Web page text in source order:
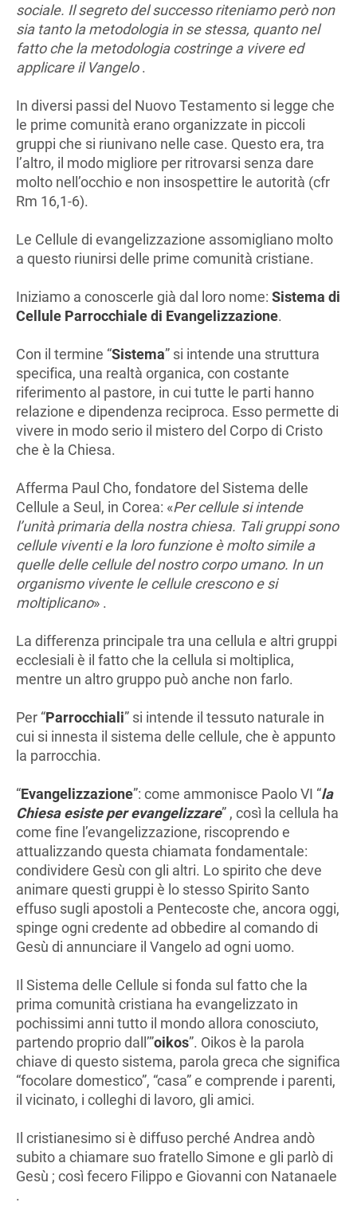
sociale. Il segreto del successo riteniamo però non
sia tanto la metodologia in se stessa, quanto nel
fatto che la metodologia costringe a vivere ed
applicare il Vangelo.
In diversi passi del Nuovo Testamento si legge che
le prime comunità erano organizzate in piccoli
gruppi che si riunivano nelle case. Questo era, tra
l’altro, il modo migliore per ritrovarsi senza dare
molto nell’occhio e non insospettire le autorità (cfr
Rm 16,1-6).
Le Cellule di evangelizzazione assomigliano molto
a questo riunirsi delle prime comunità cristiane.
Iniziamo a conoscerle già dal loro nome: Sistema di
Cellule Parrocchiale di Evangelizzazione.
Con il termine “Sistema” si intende una struttura
specifica, una realtà organica, con costante
riferimento al pastore, in cui tutte le parti hanno
relazione e dipendenza reciproca. Esso permette di
vivere in modo serio il mistero del Corpo di Cristo
che è la Chiesa.
Afferma Paul Cho, fondatore del Sistema delle
Cellule a Seul, in Corea: «Per cellule si intende
l’unità primaria della nostra chiesa. Tali gruppi sono
cellule viventi e la loro funzione è molto simile a
quelle delle cellule del nostro corpo umano. In un
organismo vivente le cellule crescono e si
moltiplicano» .
La differenza principale tra una cellula e altri gruppi
ecclesiali è il fatto che la cellula si moltiplica,
mentre un altro gruppo può anche non farlo.
Per “Parrocchiali” si intende il tessuto naturale in
cui si innesta il sistema delle cellule, che è appunto
la parrocchia.
“Evangelizzazione”: come ammonisce Paolo VI “la
Chiesa esiste per evangelizzare” , così la cellula ha
come fine l’evangelizzazione, riscoprendo e
attualizzando questa chiamata fondamentale:
condividere Gesù con gli altri. Lo spirito che deve
animare questi gruppi è lo stesso Spirito Santo
effuso sugli apostoli a Pentecoste che, ancora oggi,
spinge ogni credente ad obbedire al comando di
Gesù di annunciare il Vangelo ad ogni uomo.
Il Sistema delle Cellule si fonda sul fatto che la
prima comunità cristiana ha evangelizzato in
pochissimi anni tutto il mondo allora conosciuto,
partendo proprio dall’”oikos”. Oikos è la parola
chiave di questo sistema, parola greca che significa
“focolare domestico”, “casa” e comprende i parenti,
il vicinato, i colleghi di lavoro, gli amici.
Il cristianesimo si è diffuso perché Andrea andò
subito a chiamare suo fratello Simone e gli parlò di
Gesù ; così fecero Filippo e Giovanni con Natanaele
.